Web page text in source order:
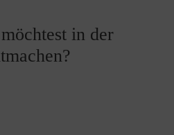
in der